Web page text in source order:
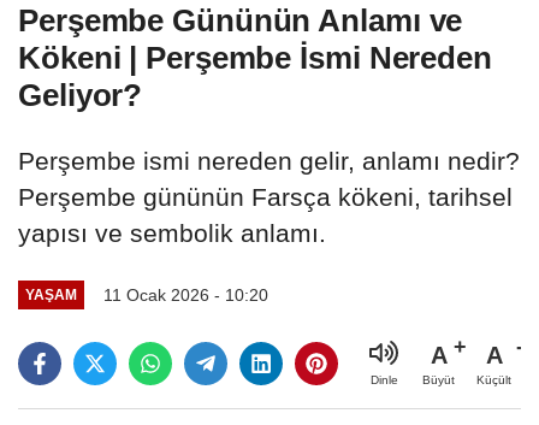
Perşembe Gününün Anlamı ve
Kökeni | Perşembe İsmi Nereden
Geliyor?
Perşembe ismi nereden gelir, anlamı nedir?
Perşembe gününün Farsça kökeni, tarihsel
yapısı ve sembolik anlamı.
YAŞAM 11 Ocak 2026 - 10:20
Dinle
A
Büyüt
A
Küçült